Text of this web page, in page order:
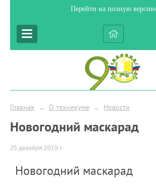
Перейти на полную версию
Главная → О техникуме → Новости
Новогодний маскарад
25 декабря 2019 г.
Новогодний маскарад